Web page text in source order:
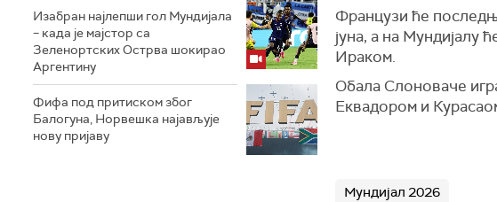
Изабран најлепши гол Мундијала
– када је мајстор са
Зеленортских Острва шокирао
Аргентину
Фифа под притиском због
Балогуна, Норвешка најављује
нову пријаву
Французи ће
јуна, а на Мундијалу
Ираком.
Обала Слоноваче
Еквадором и
Мундијал 2026